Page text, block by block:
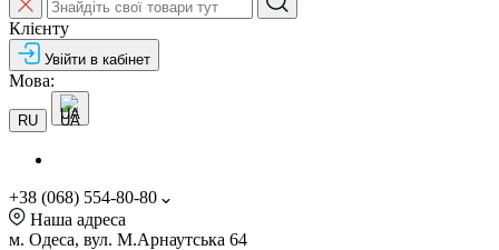
Клієнту
Увійти в кабінет
Мова:
RU UA
+38 (068) 554-80-80
Наша адреса
м. Одеса, вул. М.Арнаутська 64